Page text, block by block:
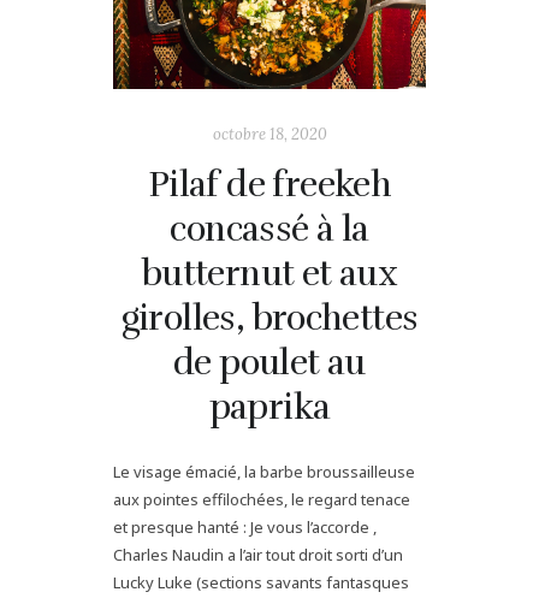
octobre 18, 2020
Pilaf de freekeh
concassé à la
butternut et aux
girolles, brochettes
de poulet au
paprika
Le visage émacié, la barbe broussailleuse
aux pointes effilochées, le regard tenace
et presque hanté : Je vous l’accorde ,
Charles Naudin a l’air tout droit sorti d’un
Lucky Luke (sections savants fantasques